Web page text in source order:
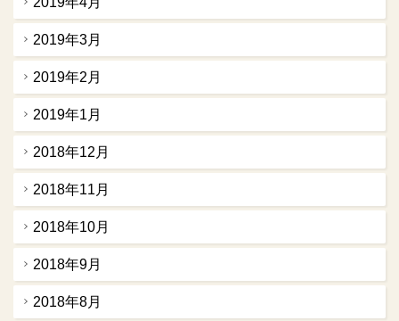
2019年3月
2019年2月
2019年1月
2018年12月
2018年11月
2018年10月
2018年9月
2018年8月